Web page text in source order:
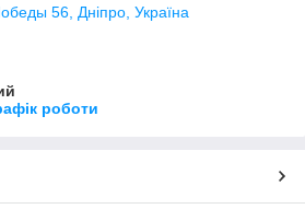
56, Дніпро, Україна
роботи